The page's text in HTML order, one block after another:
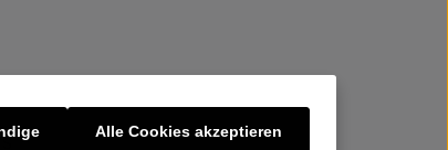
Alle Cookies akzeptieren